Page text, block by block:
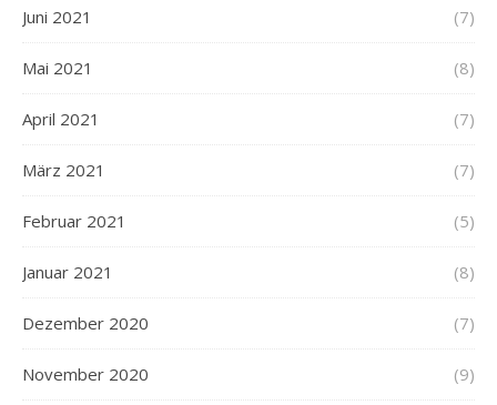
Juni 2021 (7)
Mai 2021 (8)
April 2021 (7)
März 2021 (7)
Februar 2021 (5)
Januar 2021 (8)
Dezember 2020 (7)
November 2020 (9)